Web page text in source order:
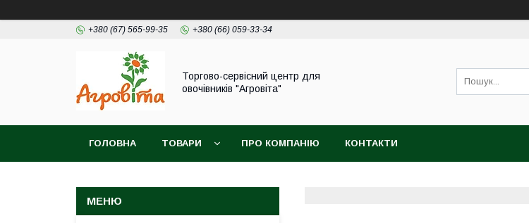
+380 (67) 565-99-35 +380 (66) 059-33-34
Торгово-сервісний центр для
овочівників "Агровіта"
ГОЛОВНА ТОВАРИ ПРО КОМПАНІЮ КОНТАКТИ